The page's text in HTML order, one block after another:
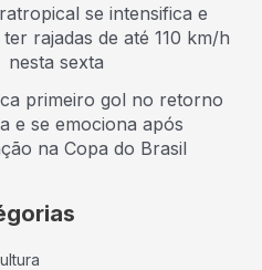
se intensifica e
rajadas de até 110 km/h
nesta sexta
primeiro gol no retorno
e se emociona após
na Copa do Brasil